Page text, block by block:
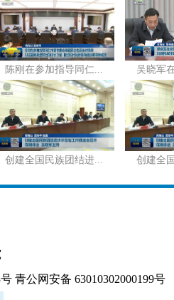
陈刚在参加指导同仁...
创建全国民族团结进...
吴晓军
创建全
青公网安备 63010302000199号